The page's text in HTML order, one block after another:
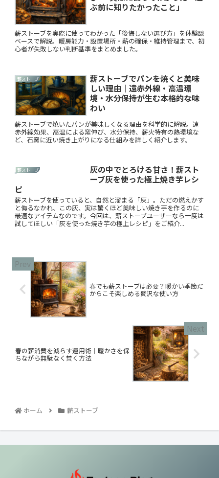
ぶ前に知りたかったこと」
薪ストーブを実際に使ってわかった「後悔しない選び方」を体験談
ベースで解説。暖房能力・設置場所・薪の確保・維持管理まで、初
心者が失敗しない判断基準をまとめました。
薪ストーブ
薪ストーブでパンを焼くと美味
しい理由｜遠赤外線・高温環
境・水分保持が生む本格的な味
わい
薪ストーブで焼いたパンが美味しくなる理由を科学的に解説。遠
赤外線効果、高温による窯伸び、水分保持、薪火特有の熱環境な
ど、石窯に近い焼き上がりになる仕組みを詳しく紹介します。
薪ストーブ
灰の中でとろける甘さ！薪スト
ーブ灰を使った極上焼き芋レシ
ピ
薪ストーブを使っていると、自然と溜まる「灰」。ただの燃えかす
と侮るなかれ、この灰、実は驚くほど美味しい焼き芋を作るのに
最適なアイテムなのです。今回は、薪ストーブユーザーなら一度は
試してほしい「灰を使った焼き芋の極上レシピ」をご紹介...
春でも薪ストーブは必要？暖かい季節だ
からこそ楽しめる贅沢な使い方
春の薪消費を減らす運用術｜暖かさを保
ちながら無駄なく焚く方法
ホーム 薪ストーブ